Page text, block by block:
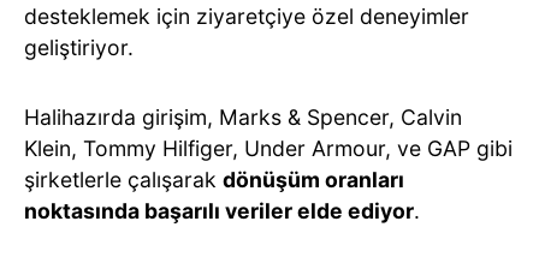
desteklemek için ziyaretçiye özel deneyimler
geliştiriyor.
Halihazırda girişim, Marks & Spencer, Calvin
Klein, Tommy Hilfiger, Under Armour, ve GAP gibi
şirketlerle çalışarak dönüşüm oranları
noktasında başarılı veriler elde ediyor.